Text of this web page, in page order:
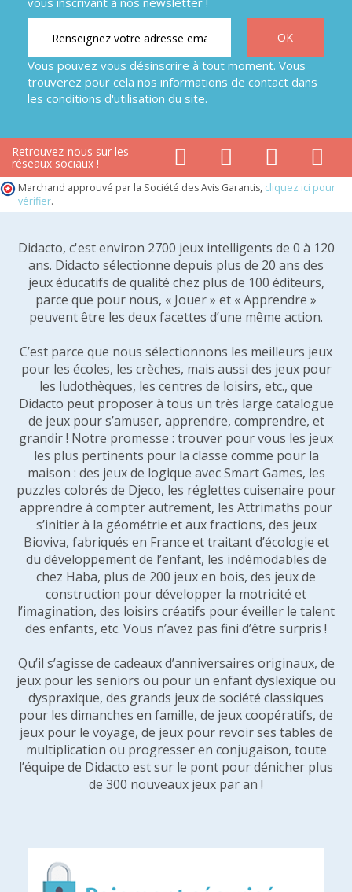
Vous pouvez vous désinscrire à tout moment. Vous
trouverez pour cela nos informations de contact dans
les conditions d'utilisation du site.
Retrouvez-nous sur les
réseaux sociaux !
Marchand approuvé par la Société des Avis Garantis, cliquez ici pour
vérifier.
Didacto, c'est environ 2700 jeux intelligents de 0 à 120
ans. Didacto sélectionne depuis plus de 20 ans des
jeux éducatifs de qualité chez plus de 100 éditeurs,
parce que pour nous, « Jouer » et « Apprendre »
peuvent être les deux facettes d’une même action.
C’est parce que nous sélectionnons les meilleurs jeux
pour les écoles, les crèches, mais aussi des jeux pour
les ludothèques, les centres de loisirs, etc., que
Didacto peut proposer à tous un très large catalogue
de jeux pour s’amuser, apprendre, comprendre, et
grandir ! Notre promesse : trouver pour vous les jeux
les plus pertinents pour la classe comme pour la
maison : des jeux de logique avec Smart Games, les
puzzles colorés de Djeco, les réglettes cuisenaire pour
apprendre à compter autrement, les Attrimaths pour
s’initier à la géométrie et aux fractions, des jeux
Bioviva, fabriqués en France et traitant d’écologie et
du développement de l’enfant, les indémodables de
chez Haba, plus de 200 jeux en bois, des jeux de
construction pour développer la motricité et
l’imagination, des loisirs créatifs pour éveiller le talent
des enfants, etc. Vous n’avez pas fini d’être surpris !
Qu’il s’agisse de cadeaux d’anniversaires originaux, de
jeux pour les seniors ou pour un enfant dyslexique ou
dyspraxique, des grands jeux de société classiques
pour les dimanches en famille, de jeux coopératifs, de
jeux pour le voyage, de jeux pour revoir ses tables de
multiplication ou progresser en conjugaison, toute
l’équipe de Didacto est sur le pont pour dénicher plus
de 300 nouveaux jeux par an !